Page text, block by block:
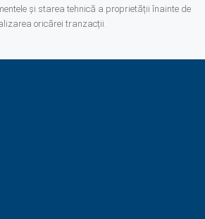
și starea tehnică a proprietății înainte de
oricărei tranzacții.